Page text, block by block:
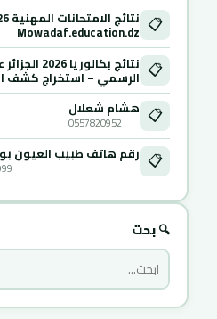
📋
Mowadaf.education.dz
📋 الرسمي – استخراج كشف
📋 هشام شعلال
0557820952
📋 رقم هاتف طبيب العيون
🔍 بحث